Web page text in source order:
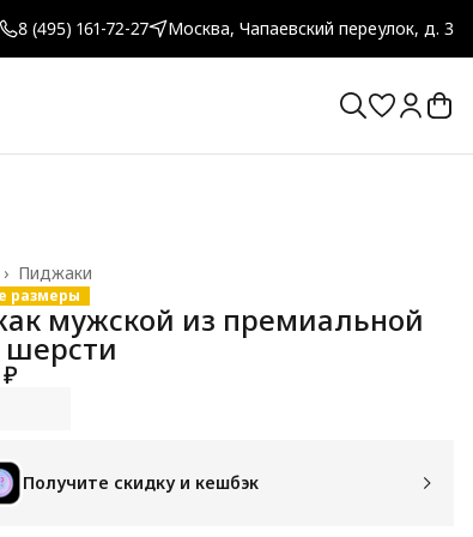
8 (495) 161-72-27 Москва, Чапаевский переулок, д. 3
Пиджаки
›
размеры
мужской из премиальной
шерсти
Получите скидку и кешбэк